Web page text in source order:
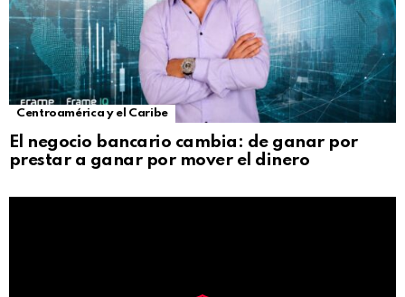
Centroamérica y el Caribe
El negocio bancario cambia: de ganar por
prestar a ganar por mover el dinero